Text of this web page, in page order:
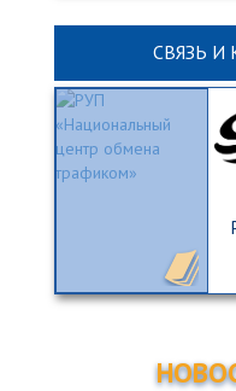
СВЯЗЬ